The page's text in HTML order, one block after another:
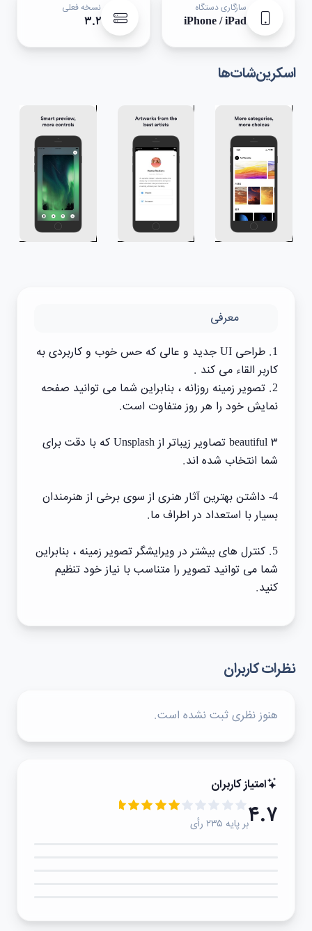
سازگاری دستگاه
iPhone / iPad
نسخه فعلی
۳.۲
اسکرین‌شات‌ها
معرفی
1. طراحی UI جدید و عالی که حس خوب و کاربردی به
کاربر القاء می کند .
2. تصویر زمینه روزانه ، بنابراین شما می توانید صفحه
نمایش خود را هر روز متفاوت است.
۳ beautiful تصاویر زیباتر از Unsplash که با دقت برای
شما انتخاب شده اند.
4- داشتن بهترین آثار هنری از سوی برخی از هنرمندان
بسیار با استعداد در اطراف ما.
5. کنترل های بیشتر در ویرایشگر تصویر زمینه ، بنابراین
شما می توانید تصویر را متناسب با نیاز خود تنظیم
کنید.
نظرات کاربران
هنوز نظری ثبت نشده است.
امتیاز کاربران
۴.۷بر پایه ۲۳۵ رأی